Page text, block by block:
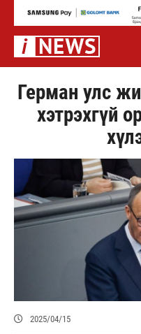
Герман улс
хэтрэхгүй
2025/04/15